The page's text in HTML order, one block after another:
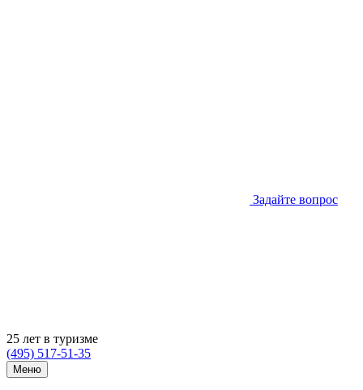
Задайте вопрос
25 лет в туризме
(495) 517-51-35
Меню